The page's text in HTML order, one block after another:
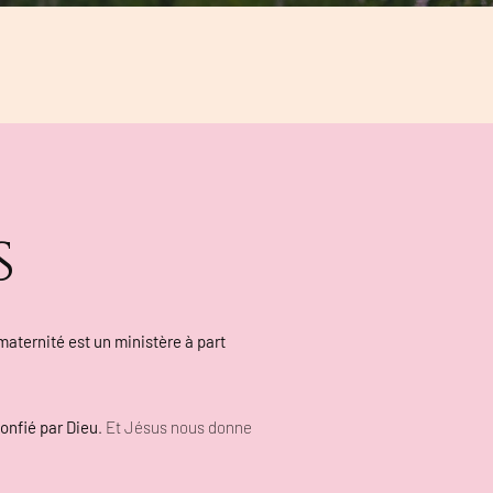
est un ministère à part
par Dieu. Et Jésus nous donne